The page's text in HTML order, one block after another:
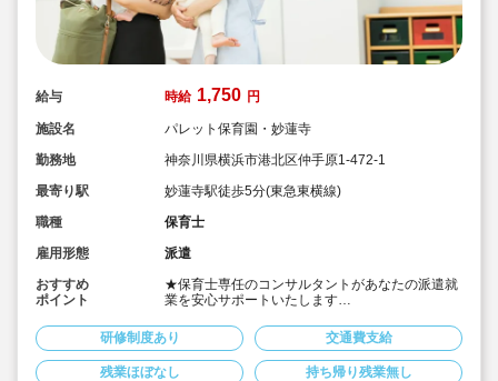
給与 時給 1,750 円
施設名
パレット保育園・妙蓮寺
勤務地
神奈川県横浜市港北区仲手原1-472-1
最寄り駅
妙蓮寺駅徒歩5分(東急東横線)
職種
保育士
雇用形態
派遣
おすすめ
ポイント
★保育士専任のコンサルタントがあなたの派遣就
業を安心サポートいたします
★時給1,750円の求人です
★時間固定でOK！ワークライフバランスの取れ
るお仕事
研修制度あり 交通費支給
残業ほぼなし 持ち帰り残業無し